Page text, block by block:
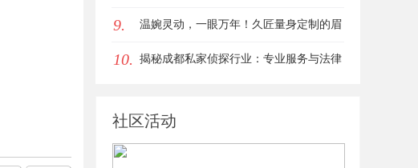
9. 温婉灵动，一眼万年！久匠量身定制的眉
眼唇，才是你整张脸的点睛之笔！淡颜系
10. 揭秘成都私家侦探行业：专业服务与法律
社区活动